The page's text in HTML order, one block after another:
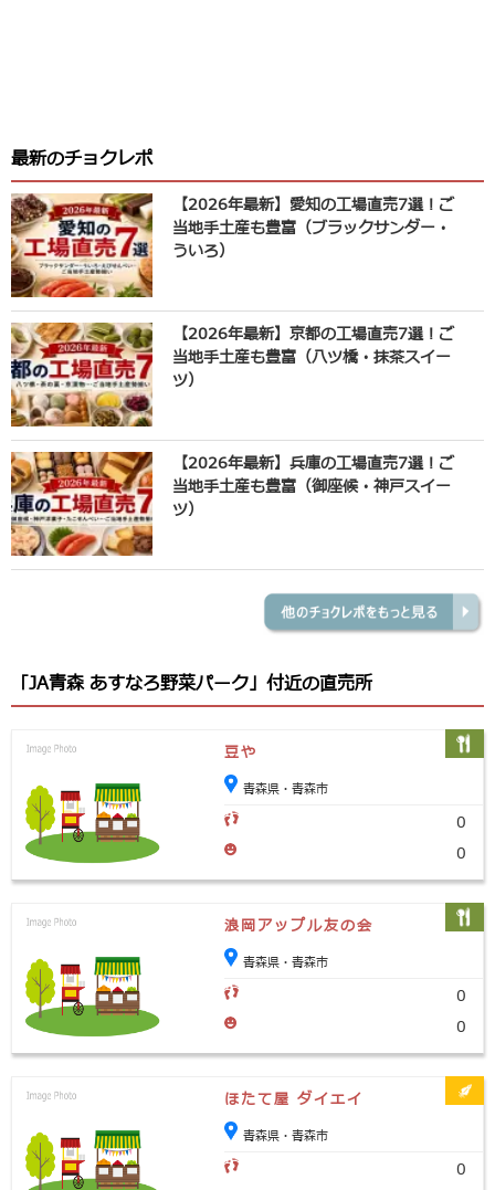
最新のチョクレポ
【2026年最新】愛知の工場直売7選！ご
当地手土産も豊富（ブラックサンダー・
ういろ）
【2026年最新】京都の工場直売7選！ご
当地手土産も豊富（八ツ橋・抹茶スイー
ツ）
【2026年最新】兵庫の工場直売7選！ご
当地手土産も豊富（御座候・神戸スイー
ツ）
「JA青森 あすなろ野菜パーク」付近の直売所
豆や
青森県・青森市
0
0
浪岡アップル友の会
青森県・青森市
0
0
ほたて屋 ダイエイ
青森県・青森市
0